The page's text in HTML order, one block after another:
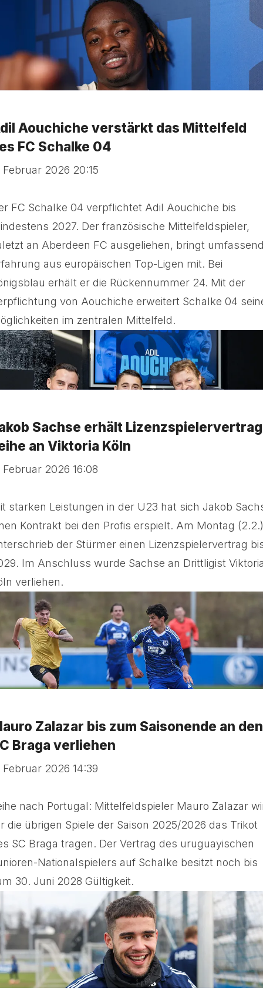
Aouchiche verstärkt das Mittelfeld
FC Schalke 04
Februar 2026 20:15
FC Schalke 04 verpflichtet Adil Aouchiche bis
2027. Der französische Mittelfeldspieler,
an Aberdeen FC ausgeliehen, bringt
aus europäischen Top-Ligen mit. Bei
erhält er die Rückennummer 24. Mit der
von Aouchiche erweitert Schalke 04
im zentralen Mittelfeld.
Sachse erhält Lizenzspielervertrag
an Viktoria Köln
Februar 2026 16:08
starken Leistungen in der U23 hat sich Jakob
Kontrakt bei den Profis erspielt. Am Montag (2.2.)
der Stürmer einen Lizenzspielervertrag
Im Anschluss wurde Sachse an Drittligist
verliehen.
Zalazar bis zum Saisonende an den
Braga verliehen
Februar 2026 14:39
nach Portugal: Mittelfeldspieler Mauro Zalazar
die übrigen Spiele der Saison 2025/2026 das Trikot
SC Braga tragen. Der Vertrag des uruguayischen
Nationalspielers auf Schalke besitzt noch bis
30. Juni 2028 Gültigkeit.